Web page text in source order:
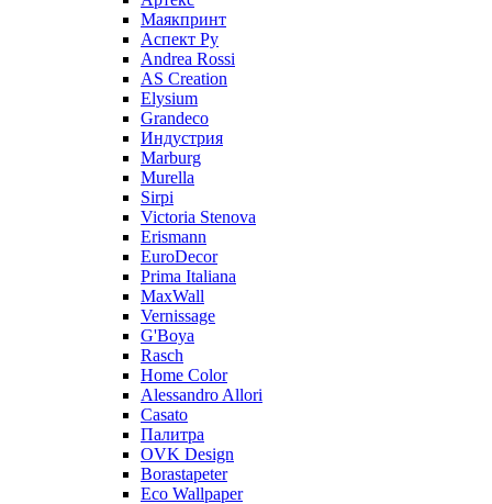
Маякпринт
Аспект Ру
Andrea Rossi
AS Creation
Elysium
Grandeco
Индустрия
Marburg
Murella
Sirpi
Victoria Stenova
Erismann
EuroDecor
Prima Italiana
MaxWall
Vernissage
G'Boya
Rasch
Home Color
Alessandro Allori
Casato
Палитра
OVK Design
Borastapeter
Eco Wallpaper